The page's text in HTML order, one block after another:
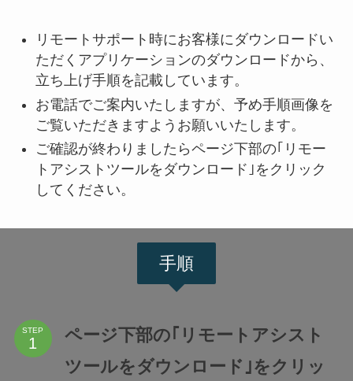
リモートサポート時にお客様にダウンロードい
ただくアプリケーションのダウンロードから、
立ち上げ手順を記載しています。
お電話でご案内いたしますが、予め手順画像を
ご覧いただきますようお願いいたします。
ご確認が終わりましたらページ下部の｢リモー
トアシストツールをダウンロード｣をクリック
してください。
手順
STEP
ページ下部の｢リモートアシスト
ツールをダウンロード｣をクリッ